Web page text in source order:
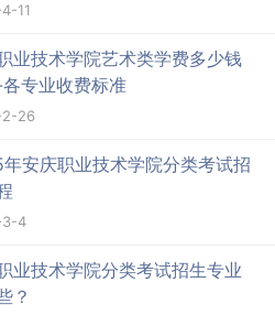
11
业技术学院艺术类学费多少钱
专业收费标准
26
安庆职业技术学院分类考试招
4
业技术学院分类考试招生专业
？